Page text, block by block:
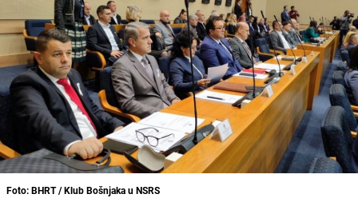
Foto: BHRT / Klub Bošnjaka u NSRS